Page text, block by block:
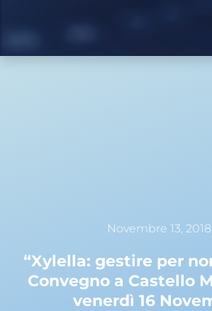
Novembre 13, 2018
“Xylella: gestire per
Convegno a Castello
venerdì 16